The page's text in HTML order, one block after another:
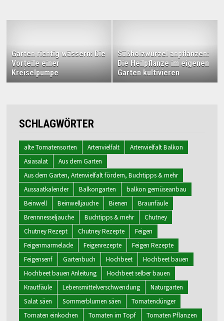
Garten richtig wässern: Die
Vorteile einer
Kreiselpumpe
Süßholzwurzel anpflanzen:
Die Heilpflanze im eigenen
Garten kultivieren
SCHLAGWÖRTER
alte Tomatensorten Artenvielfalt
Artenvielfalt Balkon
Asiasalat
Aus dem Garten
Aus dem Garten, Artenvielfalt fördern, Buchtipps & mehr
Aussaatkalender
Balkongarten
balkon gemüseanbau
Beinwell
Beinwelljauche Bienen
Braunfäule
Brennnesseljauche
Buchtipps & mehr
Chutney
Chutney Rezept
Chutney Rezepte
Feigen
Feigenmarmelade
Feigenrezepte
Feigen Rezepte
Feigensenf
Gartenbuch Hochbeet
Hochbeet bauen
Hochbeet bauen Anleitung
Hochbeet selber bauen
Krautfäule
Lebensmittelverschwendung
Naturgarten
Salat säen
Sommerblumen säen
Tomatendünger
Tomaten einkochen
Tomaten im Topf Tomaten Pflanzen